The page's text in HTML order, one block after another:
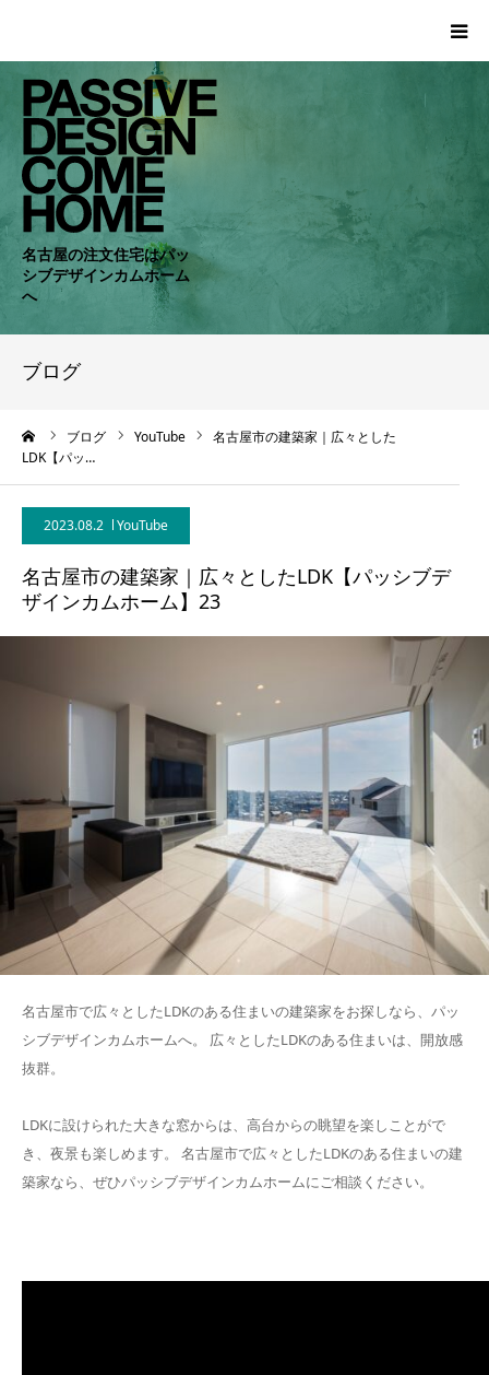
名古屋の注文住宅はパッ
シブデザインカムホーム
へ
ブログ
ブログ YouTube
名古屋市の建築家｜広々とした
LDK【パッ…
2023.08.2 YouTube
名古屋市の建築家｜広々としたLDK【パッシブデ
ザインカムホーム】23
名古屋市で広々としたLDKのある住まいの建築家をお探しなら、パッ
シブデザインカムホームへ。 広々としたLDKのある住まいは、開放感
抜群。
LDKに設けられた大きな窓からは、高台からの眺望を楽しことがで
き、夜景も楽しめます。 名古屋市で広々としたLDKのある住まいの建
築家なら、ぜひパッシブデザインカムホームにご相談ください。
HOME
WORKS
COMPANY
CONCEPT
BLOG
CONTACT